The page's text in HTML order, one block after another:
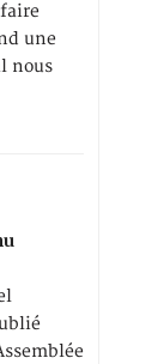
une
nous